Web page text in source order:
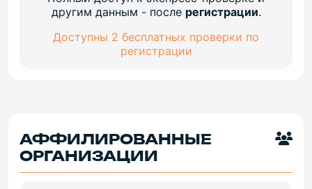
другим данным - после регистрации.
Доступны 2 бесплатных проверки по
регистрации
АФФИЛИРОВАННЫЕ
ОРГАНИЗАЦИИ